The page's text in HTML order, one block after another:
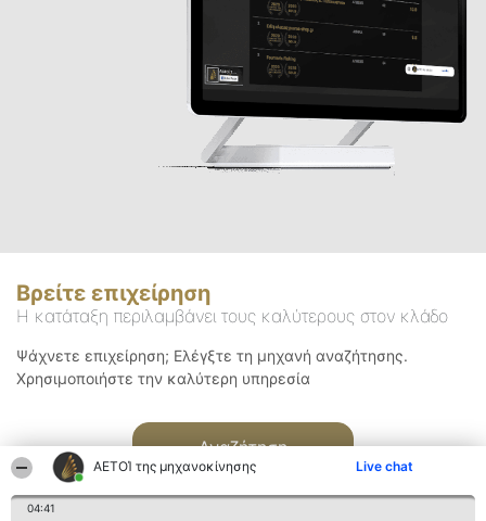
ΑΕΤΟΊ της μηχανοκίνησης Live chat
04:41
Βρείτε επιχείρηση
Η κατάταξη περιλαμβάνει τους καλύτερους στον κλάδο
Ψάχνετε επιχείρηση; Ελέγξτε τη μηχανή αναζήτησης.
Χρησιμοποιήστε την καλύτερη υπηρεσία
Αναζήτηση